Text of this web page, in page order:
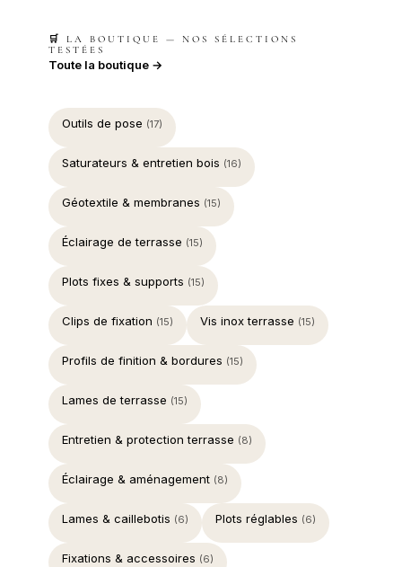
🛒 LA BOUTIQUE — NOS SÉLECTIONS
TESTÉES
Toute la boutique →
Outils de pose (17)
Saturateurs & entretien bois (16)
Géotextile & membranes (15)
Éclairage de terrasse (15)
Plots fixes & supports (15)
Clips de fixation (15) Vis inox terrasse (15)
Profils de finition & bordures (15)
Lames de terrasse (15)
Entretien & protection terrasse (8)
Éclairage & aménagement (8)
Lames & caillebotis (6) Plots réglables (6)
Fixations & accessoires (6)